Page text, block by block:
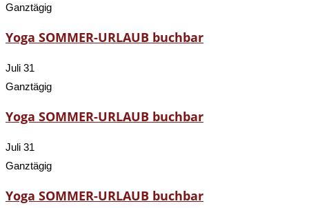
Ganztägig
Yoga SOMMER-URLAUB buchbar
Juli 31
Ganztägig
Yoga SOMMER-URLAUB buchbar
Juli 31
Ganztägig
Yoga SOMMER-URLAUB buchbar